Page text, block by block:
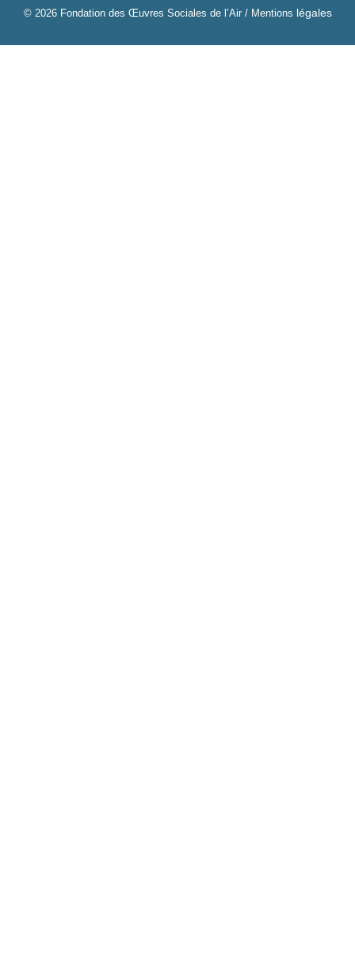
© 2026 Fondation des Œuvres Sociales de l’Air / Mentions légales